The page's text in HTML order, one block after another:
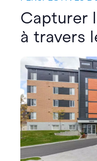
Capturer
à travers